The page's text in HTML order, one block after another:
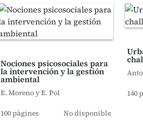
Nociones psicosociales para
la intervención y la gestión
ambiental
E. Moreno y E. Pol
100 pàgines No disponible
140